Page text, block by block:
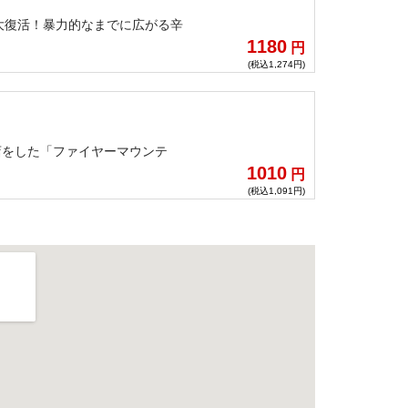
活！暴力的なまでに広がる辛
1180 円
(税込1,274円)
した「ファイヤーマウンテ
1010 円
(税込1,091円)